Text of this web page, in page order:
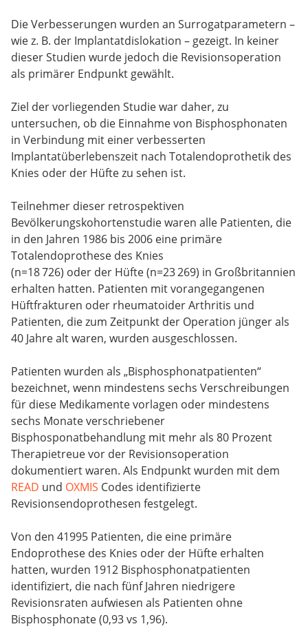
Die Verbesserungen wurden an Surrogatparametern –
wie z. B. der Implantatdislokation – gezeigt. In keiner
dieser Studien wurde jedoch die Revisionsoperation
als primärer Endpunkt gewählt.
Ziel der vorliegenden Studie war daher, zu
untersuchen, ob die Einnahme von Bisphosphonaten
in Verbindung mit einer verbesserten
Implantatüberlebenszeit nach Totalendoprothetik des
Knies oder der Hüfte zu sehen ist.
Teilnehmer dieser retrospektiven
Bevölkerungskohortenstudie waren alle Patienten, die
in den Jahren 1986 bis 2006 eine primäre
Totalendoprothese des Knies
(n=18 726) oder der Hüfte (n=23 269) in Großbritannien
erhalten hatten. Patienten mit vorangegangenen
Hüftfrakturen oder rheumatoider Arthritis und
Patienten, die zum Zeitpunkt der Operation jünger als
40 Jahre alt waren, wurden ausgeschlossen.
Patienten wurden als „Bisphosphonatpatienten“
bezeichnet, wenn mindestens sechs Verschreibungen
für diese Medikamente vorlagen oder mindestens
sechs Monate verschriebener
Bisphosponatbehandlung mit mehr als 80 Prozent
Therapietreue vor der Revisionsoperation
dokumentiert waren. Als Endpunkt wurden mit dem
READ und OXMIS Codes identifizierte
Revisionsendoprothesen festgelegt.
Von den 41995 Patienten, die eine primäre
Endoprothese des Knies oder der Hüfte erhalten
hatten, wurden 1912 Bisphosphonatpatienten
identifiziert, die nach fünf Jahren niedrigere
Revisionsraten aufwiesen als Patienten ohne
Bisphosphonate (0,93 vs 1,96).